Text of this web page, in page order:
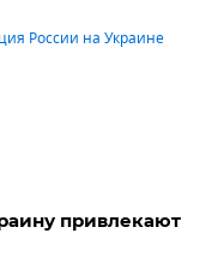
России на Украине
привлекают